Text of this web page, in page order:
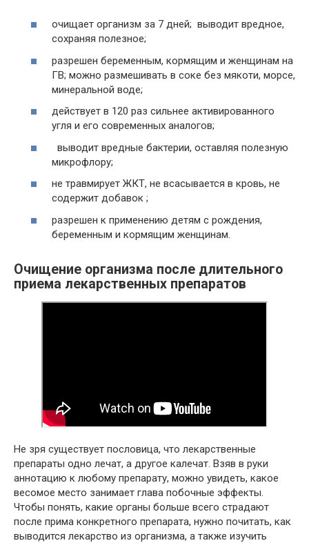
очищает организм за 7 дней; выводит вредное,
сохраняя полезное;
разрешен беременным, кормящим и женщинам на
ГВ; можно размешивать в соке без мякоти, морсе,
минеральной воде;
действует в 120 раз сильнее активированного
угля и его современных аналогов;
выводит вредные бактерии, оставляя полезную
микрофлору;
не травмирует ЖКТ, не всасывается в кровь, не
содержит добавок ;
разрешен к применению детям с рождения,
беременным и кормящим женщинам.
Очищение организма после длительного
приема лекарственных препаратов
Не зря существует пословица, что лекарственные
препараты одно лечат, а другое калечат. Взяв в руки
аннотацию к любому препарату, можно увидеть, какое
весомое место занимает глава побочные эффекты.
Чтобы понять, какие органы больше всего страдают
после прима конкретного препарата, нужно почитать, как
выводится лекарство из организма, а также изучить